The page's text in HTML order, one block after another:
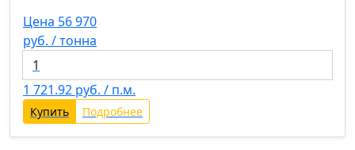
Цена 56 970
руб. / тонна
1 721.92 руб. / п.м.
Купить Подробнее